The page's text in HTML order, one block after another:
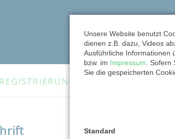
REGISTRIERUNG
Unsere Website benutzt
dienen z.B. dazu, Videos
Ausführliche Informationen
bzw. im Impressum .
Sie die gespeicherten
Standard